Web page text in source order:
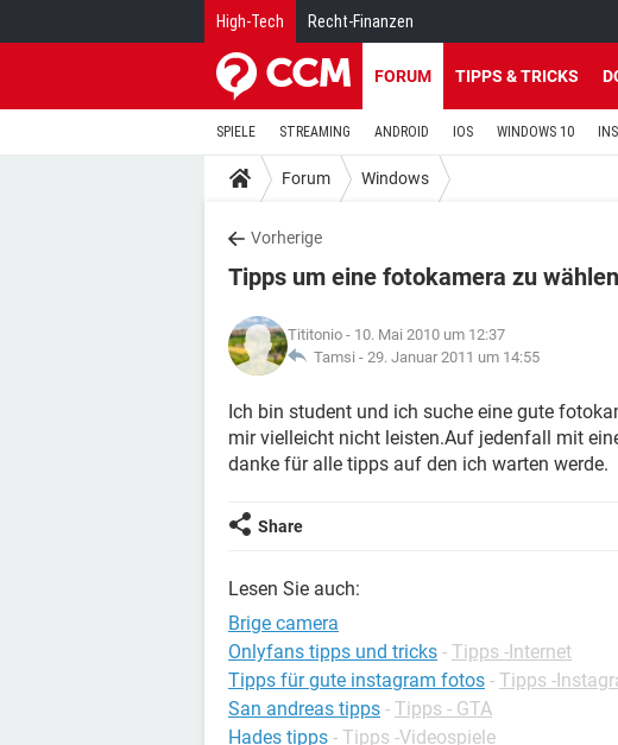
High-Tech Recht-Finanzen
FORUM TIPPS & TRICKS
SPIELE STREAMING ANDROID IOS WINDOWS 10
Forum Windows
Vorherige
Tipps um eine fotokamera zu
Tititonio - 10. Mai 2010 um 12:37
Tamsi - 29. Januar 2011 um 14:55
Ich bin student und ich suche eine gute
mir vielleicht nicht leisten.Auf jedenfall mit
danke für alle tipps auf den ich warten werde.
Share
Lesen Sie auch:
Brige camera
Onlyfans tipps und tricks - Tipps -Internet
Tipps für gute instagram fotos - Tipps -
San andreas tipps - Tipps - GTA
Hades tipps - Tipps -Videospiele